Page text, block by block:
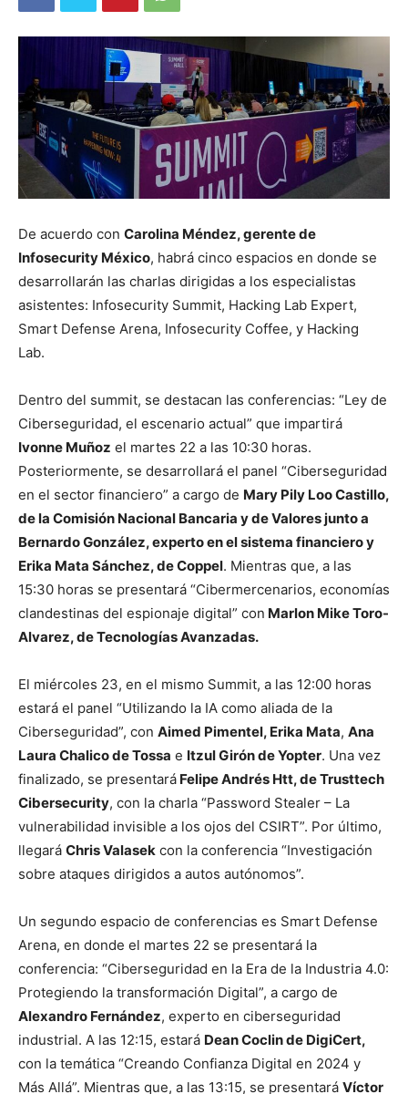
De acuerdo con Carolina Méndez, gerente de
Infosecurity México, habrá cinco espacios en donde se
desarrollarán las charlas dirigidas a los especialistas
asistentes: Infosecurity Summit, Hacking Lab Expert,
Smart Defense Arena, Infosecurity Coffee, y Hacking
Lab.
Dentro del summit, se destacan las conferencias: “Ley de
Ciberseguridad, el escenario actual” que impartirá
Ivonne Muñoz el martes 22 a las 10:30 horas.
Posteriormente, se desarrollará el panel “Ciberseguridad
en el sector financiero” a cargo de Mary Pily Loo Castillo,
de la Comisión Nacional Bancaria y de Valores junto a
Bernardo González, experto en el sistema financiero y
Erika Mata Sánchez, de Coppel. Mientras que, a las
15:30 horas se presentará “Cibermercenarios, economías
clandestinas del espionaje digital” con Marlon Mike Toro-
Alvarez, de Tecnologías Avanzadas.
El miércoles 23, en el mismo Summit, a las 12:00 horas
estará el panel “Utilizando la IA como aliada de la
Ciberseguridad”, con Aimed Pimentel, Erika Mata, Ana
Laura Chalico deTossa e Itzul Girón de Yopter. Una vez
finalizado, se presentará Felipe Andrés Htt, de Trusttech
Cibersecurity, con la charla “Password Stealer – La
vulnerabilidad invisible a los ojos del CSIRT”. Por último,
llegará Chris Valasek con la conferencia “Investigación
sobre ataques dirigidos a autos autónomos”.
Un segundo espacio de conferencias es Smart Defense
Arena, en donde el martes 22 se presentará la
conferencia: “Ciberseguridad en la Era de la Industria 4.0:
Protegiendo la transformación Digital”, a cargo de
Alexandro Fernández, experto en ciberseguridad
industrial. A las 12:15, estará Dean Coclin de DigiCert,
con la temática “Creando Confianza Digital en 2024 y
Más Allá”. Mientras que, a las 13:15, se presentará Víctor